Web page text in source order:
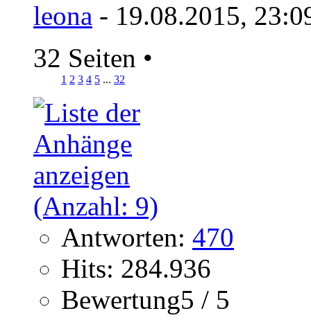
leona - 19.08.2015,
32 Seiten •
1 2 3 4 5 ... 32
Antworten: 470
Hits: 284.936
Bewertung5 / 5